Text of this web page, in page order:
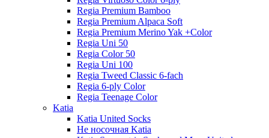
Regia Premium Bamboo
Regia Premium Alpaca Soft
Regia Premium Merino Yak +Color
Regia Uni 50
Regia Color 50
Regia Uni 100
Regia Tweed Classic 6-fach
Regia 6-ply Color
Regia Teenage Color
Katia
Katia United Socks
Не носочная Katia